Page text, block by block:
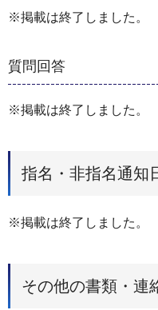
※掲載は終了しました。
質問回答
※掲載は終了しました。
指名・非指名通知
※掲載は終了しました。
その他の書類・連